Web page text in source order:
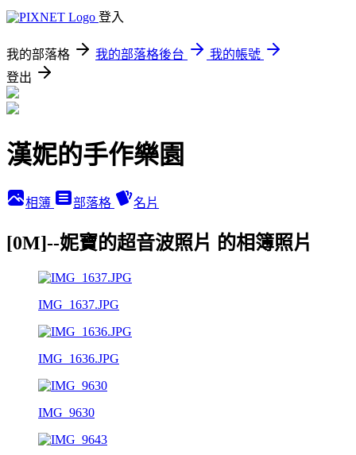
登入
我的部落格 我的部落格後台
我的帳號
登出
漢妮的手作樂園
相簿 部落格 名片
[0M]--妮寶的超音波照片 的相簿照片
IMG_1637.JPG
IMG_1636.JPG
IMG_9630